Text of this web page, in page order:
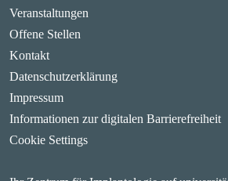
Veranstaltungen
Offene Stellen
Kontakt
Datenschutzerklärung
Impressum
Informationen zur digitalen Barrierefreiheit
Cookie Settings